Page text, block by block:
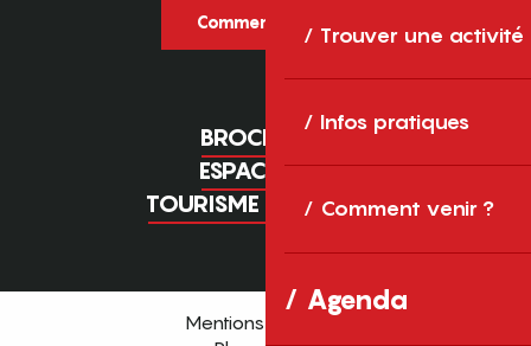
Trouver une activité
Infos pratiques
Comment venir ?
Agenda
Comment venir ?
BROCHURES
ESPACE PRO
TOURISME D'AFFAIRES
Mentions légales